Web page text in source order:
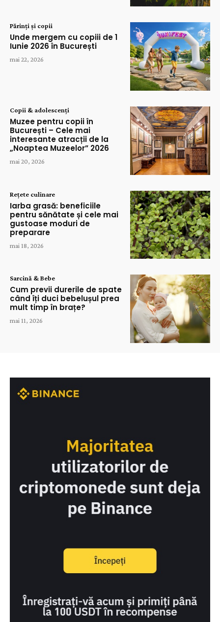
Părinți și copii
Unde mergem cu copiii de 1
Iunie 2026 în București
mai 22, 2026
Copii & adolescenți
Muzee pentru copii în
București – Cele mai
interesante atracții de la
„Noaptea Muzeelor” 2026
mai 20, 2026
Rețete culinare
Iarba grasă: beneficiile
pentru sănătate și cele mai
gustoase moduri de
preparare
mai 18, 2026
Sarcină & Bebe
Cum previi durerile de spate
când îți duci bebelușul prea
mult timp în brațe?
mai 11, 2026